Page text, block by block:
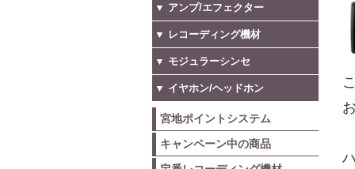
▼ アンプ/エフェクター
▼ レコーディング機材
▼ モジュラーシンセ
▼ イヤホン/ヘッドホン
宮地ポイントシステム
キャンペーン中の商品